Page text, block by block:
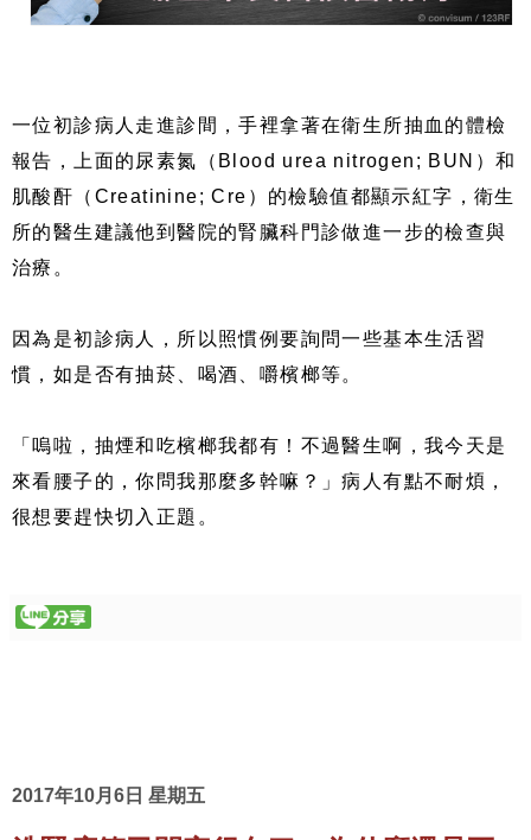
一位初診病人走進診間，手裡拿著在衛生所抽血的體檢
報告，上面的尿素氮（Blood urea nitrogen; BUN）和
肌酸酐（Creatinine; Cre）的檢驗值都顯示紅字，衛生
所的醫生建議他到醫院的腎臟科門診做進一步的檢查與
治療。
因為是初診病人，所以照慣例要詢問一些基本生活習
慣，如是否有抽菸、喝酒、嚼檳榔等。
「嗚啦，抽煙和吃檳榔我都有！不過醫生啊，我今天是
來看腰子的，你問我那麼多幹嘛？」病人有點不耐煩，
很想要趕快切入正題。
2017年10月6日 星期五